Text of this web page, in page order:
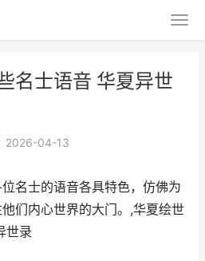
名士语音 华夏异世
2026-04-13
名士的语音各具特色，仿佛为
们内心世界的大门。,华夏绘世
世录